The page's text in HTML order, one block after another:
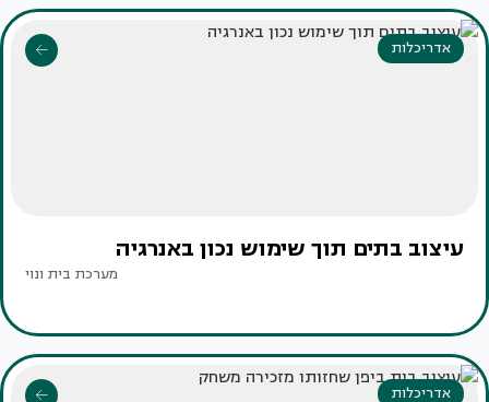
אדריכלות
עיצוב בתים תוך שימוש נכון באנרגיה
מערכת בית ונוי
אדריכלות